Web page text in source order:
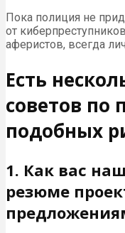
Пока полиция не
от
аферистов, всегда
Есть
советов
подобных
1. Как вас
резюме